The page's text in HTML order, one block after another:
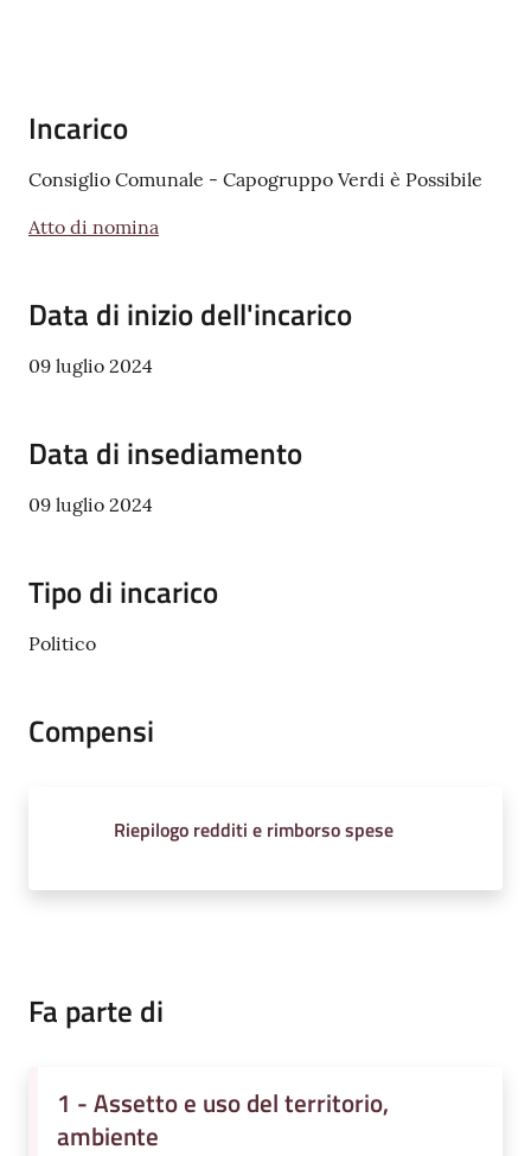
i
Seguici
Incarico
Consiglio Comunale - Capogruppo Verdi è Possibile
Atto di nomina
Data di inizio dell'incarico
09 luglio 2024
Data di insediamento
09 luglio 2024
Tipo di incarico
Politico
Compensi
Riepilogo redditi e rimborso spese
Fa parte di
1 - Assetto e uso del territorio,
ambiente